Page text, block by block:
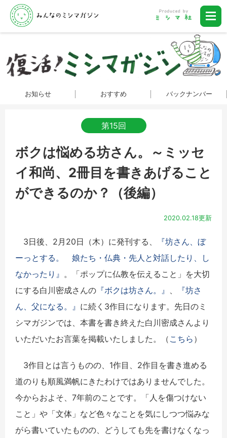
お知らせ おすすめ バックナンバー
第15回
ボクは悩める坊さん。～ミッセ
イ和尚、2冊目を書きあげること
ができるのか？（後編）
2020.02.18更新
3日後、2月20日（木）に発刊する、
『坊さん、ぼ
ーっとする。 娘たち・仏典・先人と対話したり、し
なかったり』 。「ポップに仏教を伝えること」を大切
にする白川密成さんの 『ボクは坊さん。』
『坊さ
ん、父になる。』 に続く3作目になります。先日のミ
シマガジンでは、本書を書き終えた白川密成さんより
いただいたお言葉を掲載いたしました。（ こちら ）
3作目とは言うものの、1作目、2作目を書き進める
道のりも順風満帆にきたわけではありませんでした。
今からおよそ、7年前のことです。「人を傷つけない
こと」や「文体」など色々なことを気にしつつ悩みな
がら書いていたものの、どうしても先を書けなくなっ